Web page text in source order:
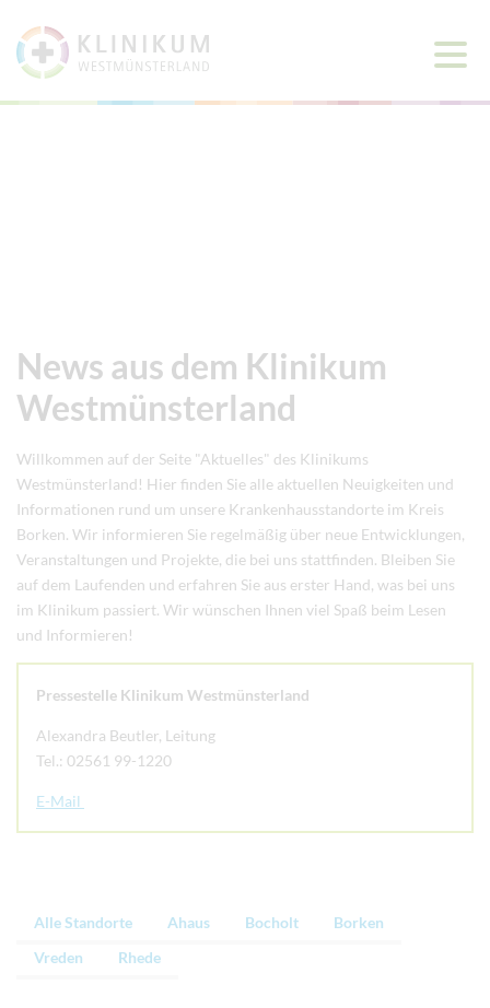
News aus dem Klinikum
Westmünsterland
Willkommen auf der Seite "Aktuelles" des Klinikums
Westmünsterland! Hier finden Sie alle aktuellen Neuigkeiten und
Informationen rund um unsere Krankenhausstandorte im Kreis
Borken. Wir informieren Sie regelmäßig über neue Entwicklungen,
Veranstaltungen und Projekte, die bei uns stattfinden. Bleiben Sie
auf dem Laufenden und erfahren Sie aus erster Hand, was bei uns
im Klinikum passiert. Wir wünschen Ihnen viel Spaß beim Lesen
und Informieren!
Pressestelle Klinikum Westmünsterland
Alexandra Beutler, Leitung
Tel.: 02561 99-1220
E-Mail
Alle Standorte Ahaus Bocholt
Borken
Vreden
Rhede